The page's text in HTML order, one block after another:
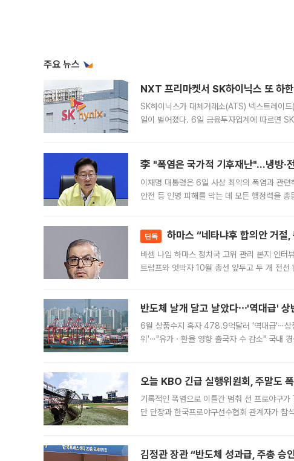
주요 뉴스
NXT 프리마켓서 SK하이닉스 또 하
SK하이닉스가 대체거래소(ATS) 넥스트레이
일이 벌어졌다. 6일 금융투자업계에 따르면
李 "폭염은 국가적 기후재난"…냉방·
이재명 대통령은 6일 사상 최악의 폭염과 관
안전 등 인명 피해를 막는 데 모든 행정력을
단독 하마스 “네타냐후 합의안 거절
바셈 나임 하마스 정치국 고위 관리 본지 인터
트럼프와 엇박자 10월 총선 앞두고 두 개 전
반도체 날개 달고 날았다⋯'역대급'
6월 상품수지 흑자 478.9억달러 '역대급'⋯상
위'⋯"유가ㆍ환율 영향 출국자 수 감소" 국내
오늘 KBO 긴급 실행위원회, 주말도
기록적인 폭염으로 이틀간 멈춰 선 프로야구
단 단장과 한국프로야구선수협회 관계자가
김정관 장관 “반도체 성과급, 주총 승